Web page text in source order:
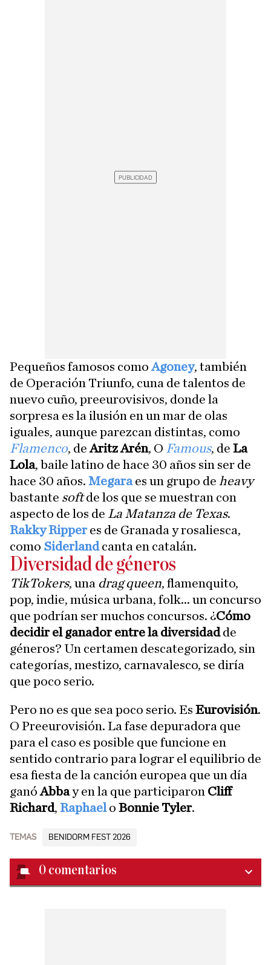
Pequeños famosos comoAgoney, también
de Operación Triunfo, cuna de talentos de
nuevo cuño, preeurovisivos, donde la
sorpresa es la ilusión en un mar de olas
iguales, aunque parezcan distintas, como
Flamenco, deAritz Arén, O Famous, de La
Lola, baile latino de hace 30 años sin ser de
hace 30 años. Megaraes un grupo de heavy
bastante softde los que se muestran con
aspecto de los de La Matanza de Texas.
Rakky Ripper es de Granada y rosaliesca,
como Siderlandcanta en catalán.
Diversidad de géneros
TikTokers, una drag queen, flamenquito,
pop, indie, música urbana, folk... un concurso
que podrían ser muchos concursos. ¿Cómo
decidir el ganador entre la diversidadde
géneros? Un certamen descategorizado, sin
categorías, mestizo, carnavalesco, se diría
que poco serio.
Pero no es que sea poco serio. Es Eurovisión.
O Preeurovisión. La fase depuradora que
para el caso es posible que funcione en
sentido contrario para lograr el equilibrio de
esa fiesta de la canción europea que un día
ganóAbbay en la que participaron Cliff
Richard, Raphael o Bonnie Tyler.
TEMAS BENIDORM FEST 2026
0 comentarios